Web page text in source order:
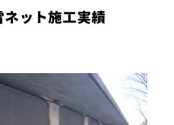
ネット施工実績